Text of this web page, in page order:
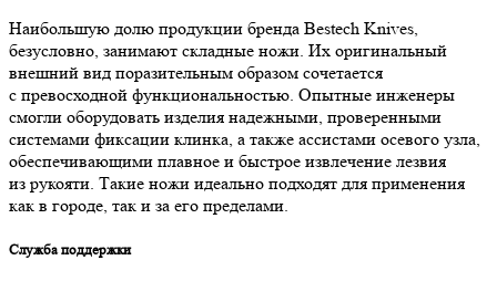
Наибольшую долю продукции бренда Bestech Knives,
безусловно, занимают складные ножи. Их оригинальный
внешний вид поразительным образом сочетается
с превосходной функциональностью. Опытные инженеры
смогли оборудовать изделия надежными, проверенными
системами фиксации клинка, а также ассистами осевого узла,
обеспечивающими плавное и быстрое извлечение лезвия
из рукояти. Такие ножи идеально подходят для применения
как в городе, так и за его пределами.
Служба поддержки